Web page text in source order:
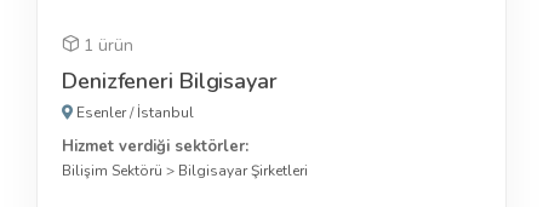
1 ürün
Denizfeneri Bilgisayar
Esenler/İstanbul
Hizmet verdiği sektörler:
Bilişim Sektörü > Bilgisayar Şirketleri